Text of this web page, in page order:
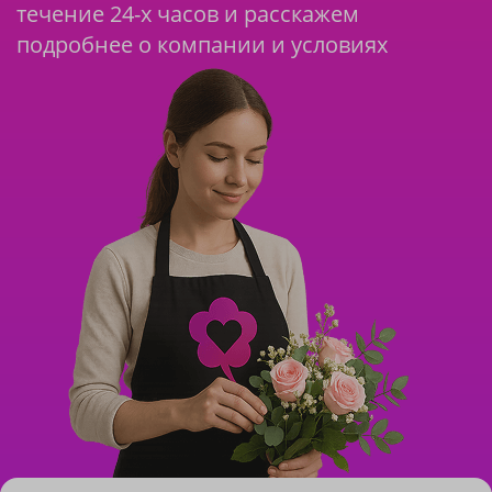
течение 24-х часов и расскажем
подробнее о компании и условиях